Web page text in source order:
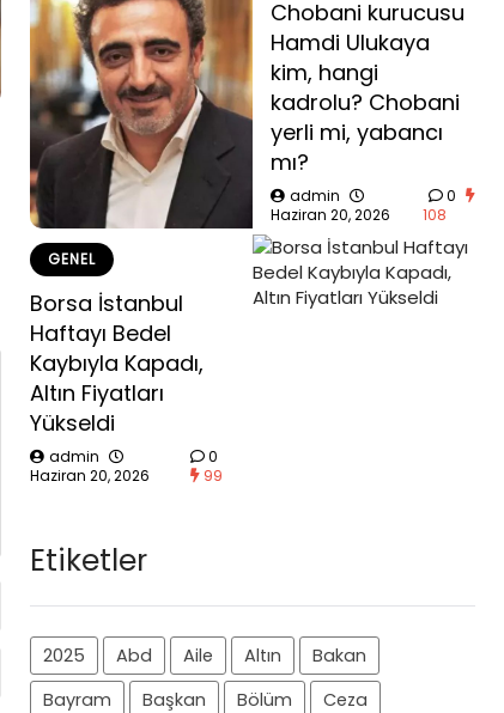
Chobani kurucusu
Hamdi Ulukaya
kim, hangi
kadrolu? Chobani
yerli mi, yabancı
mı?
admin
Haziran 20, 2026
0
108
GENEL
Borsa İstanbul
Haftayı Bedel
Kaybıyla Kapadı,
Altın Fiyatları
Yükseldi
admin
Haziran 20, 2026
0
99
Etiketler
2025 Abd Aile Altın
Bakan
Bayram
Başkan Bölüm
Ceza